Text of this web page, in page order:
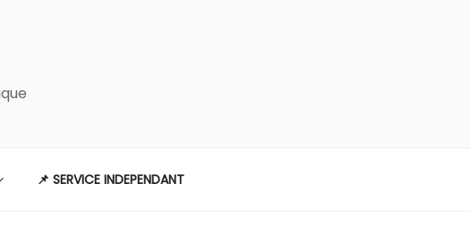
📌 SERVICE INDEPENDANT